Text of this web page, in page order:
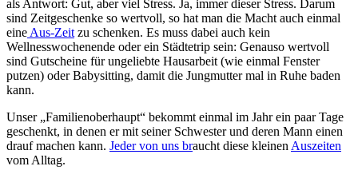
als Antwort: Gut, aber viel Stress. Ja, immer dieser Stress. Darum
sind Zeitgeschenke so wertvoll, so hat man die Macht auch einmal
eine Aus-Zeit zu schenken. Es muss dabei auch kein
Wellnesswochenende oder ein Städtetrip sein: Genauso wertvoll
sind Gutscheine für ungeliebte Hausarbeit (wie einmal Fenster
putzen) oder Babysitting, damit die Jungmutter mal in Ruhe baden
kann.
Unser „Familienoberhaupt“ bekommt einmal im Jahr ein paar Tage
geschenkt, in denen er mit seiner Schwester und deren Mann einen
drauf machen kann. Jeder von uns braucht diese kleinen Auszeiten
vom Alltag.